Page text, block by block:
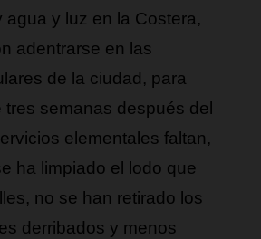
agua y luz en la Costera,
adentrarse en las
de la ciudad, para
tres semanas después del
elementales faltan,
ha limpiado el lodo que
no se han retirado los
derribados y menos